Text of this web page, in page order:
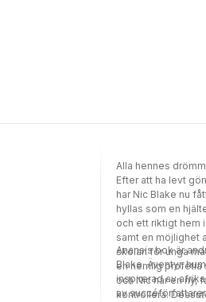
Alla hennes
Efter att ha levt
har Nic Blake nu
hyllas som en
och ett riktigt hem
samt en möjlighet
skolan för unga
en hemlig profetia
och Nic har en ny,
kontrollera.
Anansis bok är
Blake. Äventyr,
inspirerad av
av